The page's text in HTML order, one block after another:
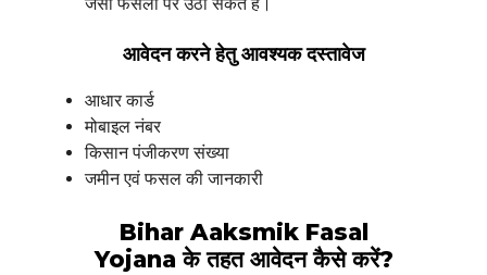
आवेदन करने हेतु आवश्यक दस्तावेज
आधार कार्ड
मोबाइल नंबर
किसान पंजीकरण संख्या
जमीन एवं फसल की जानकारी
Bihar Aaksmik Fasal
Yojana के तहत आवेदन कैसे करें?